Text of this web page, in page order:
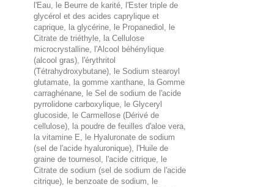
l'Eau, le Beurre de karité, l'Ester triple de
glycérol et des acides caprylique et
caprique, la glycérine, le Propanediol, le
Citrate de triéthyle, la Cellulose
microcrystalline, l'Alcool béhénylique
(alcool gras), l'érythritol
(Tétrahydroxybutane), le Sodium stearoyl
glutamate, la gomme xanthane, la Gomme
carraghénane, le Sel de sodium de l'acide
pyrrolidone carboxylique, le Glyceryl
glucoside, le Carmellose (Dérivé de
cellulose), la poudre de feuilles d'aloe vera,
la vitamine E, le Hyaluronate de sodium
(sel de l'acide hyaluronique), l'Huile de
graine de tournesol, l'acide citrique, le
Citrate de sodium (sel de sodium de l'acide
citrique), le benzoate de sodium, le